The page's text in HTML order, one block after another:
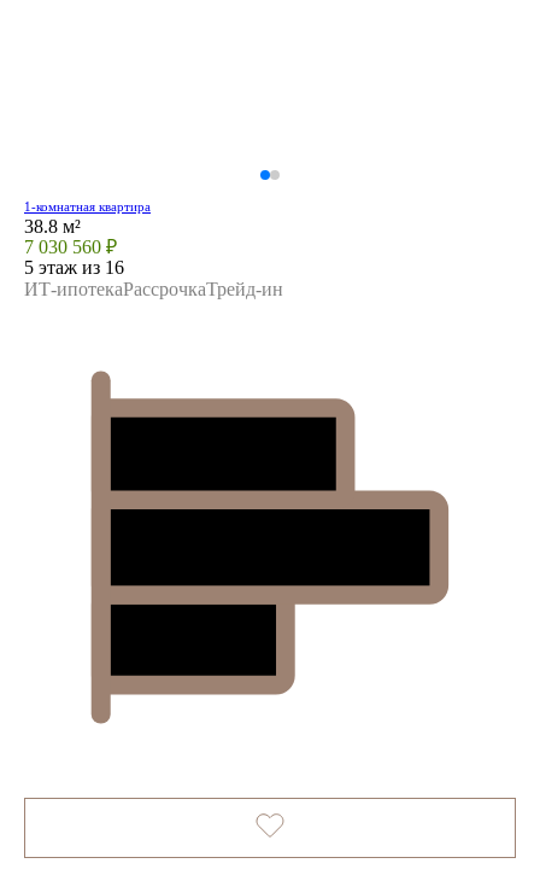
1-комнатная квартира
38.8 м²
7 030 560 ₽
5 этаж из 16
ИТ-ипотекаРассрочкаТрейд-ин